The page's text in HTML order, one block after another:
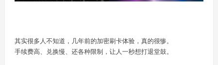
其实很多人不知道，几年前的加密刷卡体验，真的很惨。
手续费高、兑换慢、还各种限制，让人一秒想打退堂鼓。